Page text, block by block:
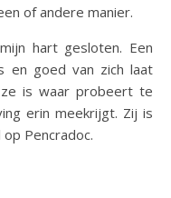
of andere manier.
hart gesloten. Een
en goed van zich laat
is waar probeert te
erin meekrijgt. Zij is
Pencradoc.